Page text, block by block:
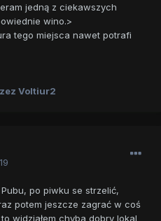
jedną z ciekawszych
wino.>
tego miejsca nawet potrafi
Voltiur2
po piwku se strzelić,
potem jeszcze zagrać w coś
widziałem chyba dobry lokal